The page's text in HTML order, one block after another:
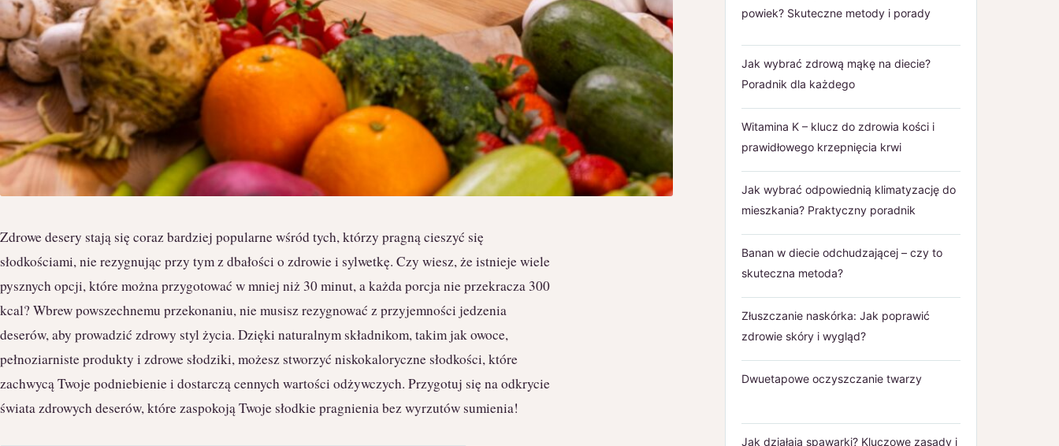
Zdrowe desery stają się coraz bardziej popularne wśród tych, którzy pragną cieszyć się
słodkościami, nie rezygnując przy tym z dbałości o zdrowie i sylwetkę. Czy wiesz, że istnieje wiele
pysznych opcji, które można przygotować w mniej niż 30 minut, a każda porcja nie przekracza 300
kcal? Wbrew powszechnemu przekonaniu, nie musisz rezygnować z przyjemności jedzenia
deserów, aby prowadzić zdrowy styl życia. Dzięki naturalnym składnikom, takim jak owoce,
pełnoziarniste produkty i zdrowe słodziki, możesz stworzyć niskokaloryczne słodkości, które
zachwycą Twoje podniebienie i dostarczą cennych wartości odżywczych. Przygotuj się na odkrycie
świata zdrowych deserów, które zaspokoją Twoje słodkie pragnienia bez wyrzutów sumienia!
powiek? Skuteczne metody i porady
Jak wybrać zdrową mąkę na diecie?
Poradnik dla każdego
Witamina K – klucz do zdrowia kości i
prawidłowego krzepnięcia krwi
Jak wybrać odpowiednią klimatyzację do
mieszkania? Praktyczny poradnik
Banan w diecie odchudzającej – czy to
skuteczna metoda?
Złuszczanie naskórka: Jak poprawić
zdrowie skóry i wygląd?
Dwuetapowe oczyszczanie twarzy
Jak działają spawarki? Kluczowe zasady i